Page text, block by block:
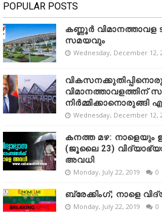
POPULAR POSTS
കണ്ണൂർ വിമാനത്താവള
സമയവും
Wednesday, December 12,
വിമാനത്താവളത്തിന്
Wednesday, December 12,
കനത്ത മഴ: നാളെയും
(ജൂലൈ 23)
അവധി
Monday, July 22, 2019 0
ബ്രേക്കിംഗ്; നാളെ
Monday, July 22, 2019 0